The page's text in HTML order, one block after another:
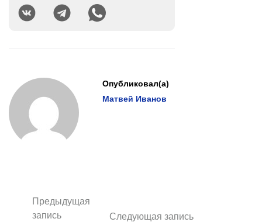
Опубликовал(а)
Матвей Иванов
Предыдущая
запись
Следующая запись